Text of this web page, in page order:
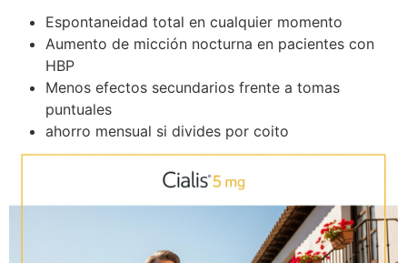
Espontaneidad total en cualquier momento
Aumento de micción nocturna en pacientes con
HBP
Menos efectos secundarios frente a tomas
puntuales
ahorro mensual si divides por coito